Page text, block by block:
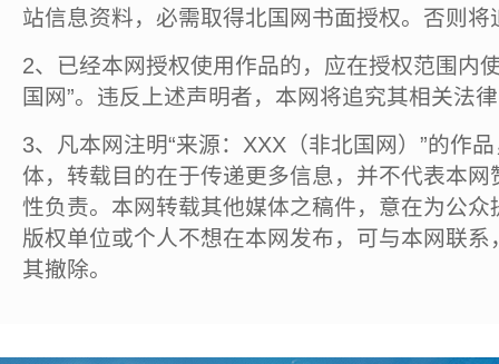
站信息资料，必需取得北国网书面授权。否则将
2、已经本网授权使用作品的，应在授权范围内
国网”。违反上述声明者，本网将追究其相关法
3、凡本网注明“来源：XXX（非北国网）”的作
体，转载目的在于传递更多信息，并不代表本
性负责。本网转载其他媒体之稿件，意在为公
版权单位或个人不想在本网发布，可与本网联
其撤除。